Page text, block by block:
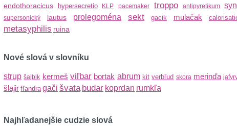
endothoracicus hypersecretio KLP pacemaker troppo antipyretikum
supersonický lautus prolegoména sekt gacik mulačak
metasyphilis ruina
Nové slová v slovníku
strup šajbik kermeš viľbar bortak abrum kit verbľud skora merinďa
šlajir fľandra gači švata budar koprdan rumkľa
Najhľadanejšie cudzie slová